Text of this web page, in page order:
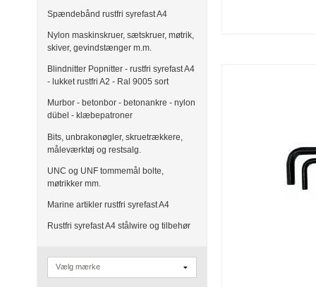
Spændebånd rustfri syrefast A4
Nylon maskinskruer, sætskruer, møtrik,
skiver, gevindstænger m.m.
Blindnitter Popnitter - rustfri syrefast A4
- lukket rustfri A2 - Ral 9005 sort
Murbor - betonbor - betonankre - nylon
dübel - klæbepatroner
Bits, unbrakonøgler, skruetrækkere,
måleværktøj og restsalg.
UNC og UNF tommemål bolte,
møtrikker mm.
Marine artikler rustfri syrefast A4
Rustfri syrefast A4 stålwire og tilbehør